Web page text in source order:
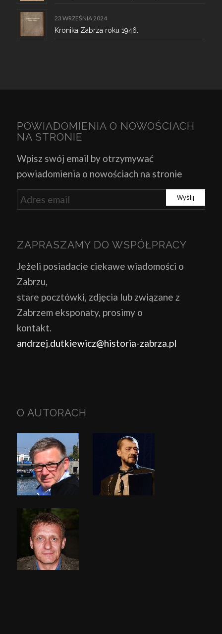
23 WRZEŚNIA 2024
Kronika Zabrza roku 1946.
POWIADOMIENIA O NOWOŚCIACH
NA STRONIE
Wpisz swój email by otrzymywać
powiadomienia o nowościach na stronie
ZAPRASZAMY DO WSPÓŁPRACY
Jeżeli posiadacie ciekawe wiadomości o
Zabrzu,
stare pocztówki, zdjęcia lub związane z
Zabrzem eksponaty, prosimy o
kontakt.
andrzej.dutkiewicz@historia-zabrza.pl
O AUTORACH